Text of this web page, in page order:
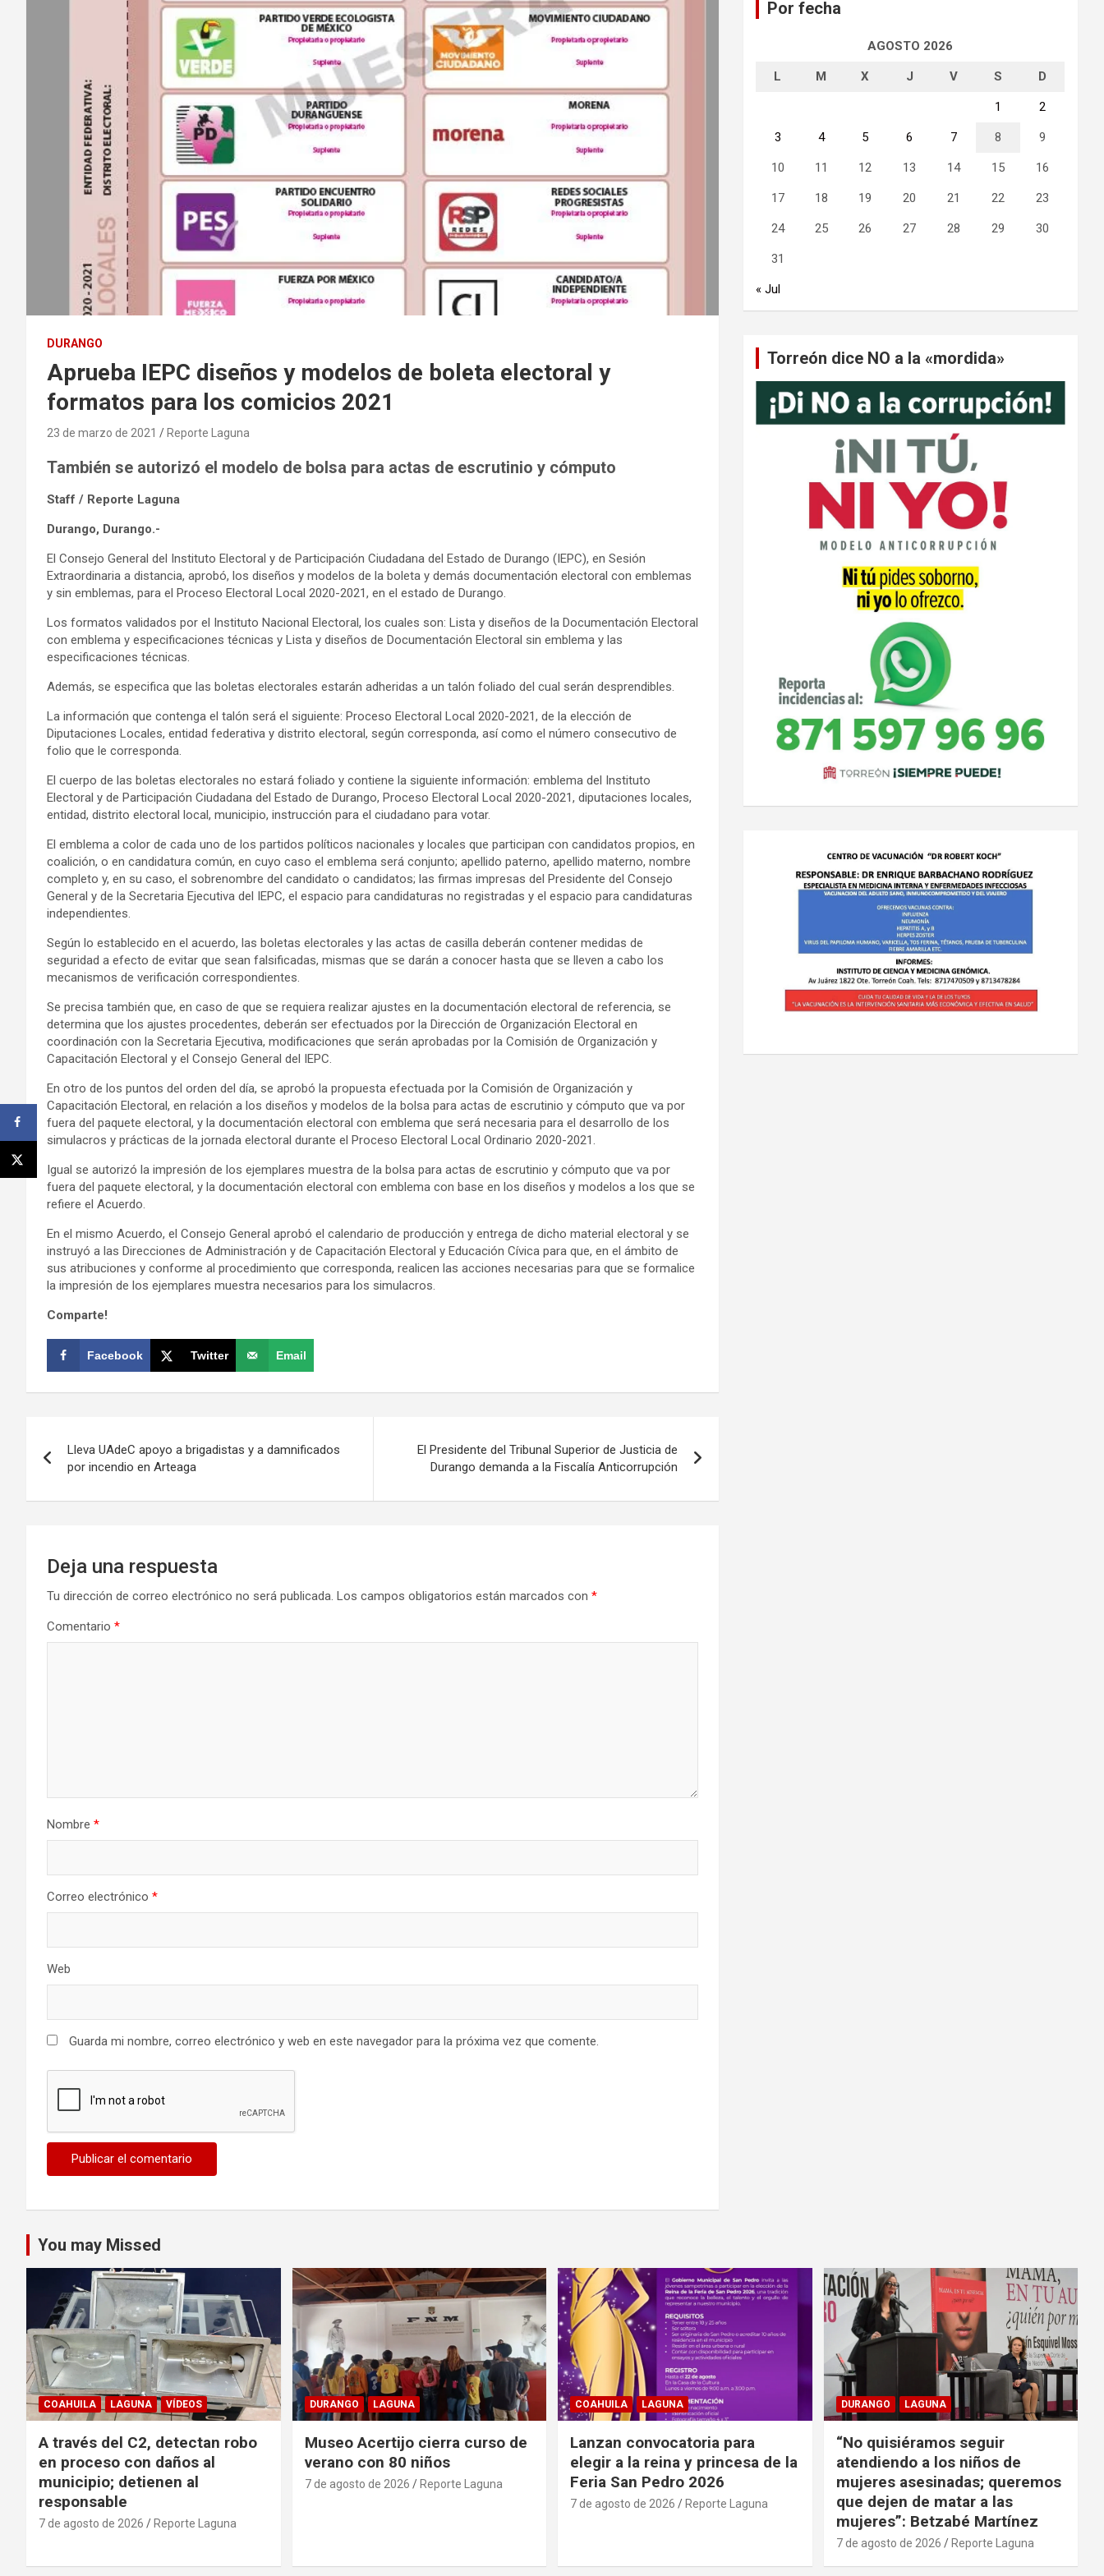
DURANGO
Aprueba IEPC diseños y modelos de boleta electoral y
formatos para los comicios 2021
23 de marzo de 2021 Reporte Laguna
También se autorizó el modelo de bolsa para actas de escrutinio y cómputo
Staff / Reporte Laguna
Durango, Durango.-
El Consejo General del Instituto Electoral y de Participación Ciudadana del Estado de Durango (IEPC), en Sesión
Extraordinaria a distancia, aprobó, los diseños y modelos de la boleta y demás documentación electoral con emblemas
y sin emblemas, para el Proceso Electoral Local 2020-2021, en el estado de Durango.
Los formatos validados por el Instituto Nacional Electoral, los cuales son: Lista y diseños de la Documentación Electoral
con emblema y especificaciones técnicas y Lista y diseños de Documentación Electoral sin emblema y las
especificaciones técnicas.
Además, se especifica que las boletas electorales estarán adheridas a un talón foliado del cual serán desprendibles.
La información que contenga el talón será el siguiente: Proceso Electoral Local 2020-2021, de la elección de
Diputaciones Locales, entidad federativa y distrito electoral, según corresponda, así como el número consecutivo de
folio que le corresponda.
El cuerpo de las boletas electorales no estará foliado y contiene la siguiente información: emblema del Instituto
Electoral y de Participación Ciudadana del Estado de Durango, Proceso Electoral Local 2020-2021, diputaciones locales,
entidad, distrito electoral local, municipio, instrucción para el ciudadano para votar.
El emblema a color de cada uno de los partidos políticos nacionales y locales que participan con candidatos propios, en
coalición, o en candidatura común, en cuyo caso el emblema será conjunto; apellido paterno, apellido materno, nombre
completo y, en su caso, el sobrenombre del candidato o candidatos; las firmas impresas del Presidente del Consejo
General y de la Secretaria Ejecutiva del IEPC, el espacio para candidaturas no registradas y el espacio para candidaturas
independientes.
Según lo establecido en el acuerdo, las boletas electorales y las actas de casilla deberán contener medidas de
seguridad a efecto de evitar que sean falsificadas, mismas que se darán a conocer hasta que se lleven a cabo los
mecanismos de verificación correspondientes.
Se precisa también que, en caso de que se requiera realizar ajustes en la documentación electoral de referencia, se
determina que los ajustes procedentes, deberán ser efectuados por la Dirección de Organización Electoral en
coordinación con la Secretaria Ejecutiva, modificaciones que serán aprobadas por la Comisión de Organización y
Capacitación Electoral y el Consejo General del IEPC.
En otro de los puntos del orden del día, se aprobó la propuesta efectuada por la Comisión de Organización y
Capacitación Electoral, en relación a los diseños y modelos de la bolsa para actas de escrutinio y cómputo que va por
fuera del paquete electoral, y la documentación electoral con emblema que será necesaria para el desarrollo de los
simulacros y prácticas de la jornada electoral durante el Proceso Electoral Local Ordinario 2020-2021.
Igual se autorizó la impresión de los ejemplares muestra de la bolsa para actas de escrutinio y cómputo que va por
fuera del paquete electoral, y la documentación electoral con emblema con base en los diseños y modelos a los que se
refiere el Acuerdo.
En el mismo Acuerdo, el Consejo General aprobó el calendario de producción y entrega de dicho material electoral y se
instruyó a las Direcciones de Administración y de Capacitación Electoral y Educación Cívica para que, en el ámbito de
sus atribuciones y conforme al procedimiento que corresponda, realicen las acciones necesarias para que se formalice
la impresión de los ejemplares muestra necesarios para los simulacros.
Comparte!
Facebook Twitter Email
de
entradas
Lleva UAdeC apoyo a brigadistas y a damnificados
por incendio en Arteaga
El Presidente del Tribunal Superior de Justicia de
Durango demanda a la Fiscalía Anticorrupción
Deja una respuesta
Tu dirección de correo electrónico no será publicada. Los campos obligatorios están marcados con *
Comentario *
Nombre *
Correo electrónico *
Web
Guarda mi nombre, correo electrónico y web en este navegador para la próxima vez que comente.
Por fecha
AGOSTO 2026
L M X J V S D
1 2
3 4 5 6 7 8 9
10 11 12 13 14 15 16
17 18 19 20 21 22 23
24 25 26 27 28 29 30
31
« Jul
Torreón dice NO a la «mordida»
You may Missed
COAHUILA LAGUNA VÍDEOS
A través del C2, detectan robo
en proceso con daños al
municipio; detienen al
responsable
7 de agosto de 2026 Reporte Laguna
DURANGO LAGUNA
Museo Acertijo cierra curso de
verano con 80 niños
7 de agosto de 2026 Reporte Laguna
COAHUILA LAGUNA
Lanzan convocatoria para
elegir a la reina y princesa de la
Feria San Pedro 2026
7 de agosto de 2026 Reporte Laguna
DURANGO LAGUNA
“No quisiéramos seguir
atendiendo a los niños de
mujeres asesinadas; queremos
que dejen de matar a las
mujeres”: Betzabé Martínez
7 de agosto de 2026 Reporte Laguna